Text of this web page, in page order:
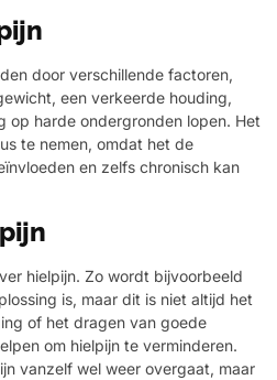
door verschillende factoren,
een verkeerde houding,
op harde ondergronden lopen. Het
te nemen, omdat het de
en zelfs chronisch kan
hielpijn. Zo wordt bijvoorbeeld
is, maar dit is niet altijd het
of het dragen van goede
om hielpijn te verminderen.
vanzelf wel weer overgaat, maar